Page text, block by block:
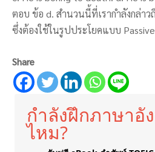
ตอบ ข้อ d. สำนวนนี้ที่เรากำลังกล่าว
ซึ่งต้องใช้ในรูปประโยคแบบ
Share
กำลังฝึกภาษาอั
ไหม?